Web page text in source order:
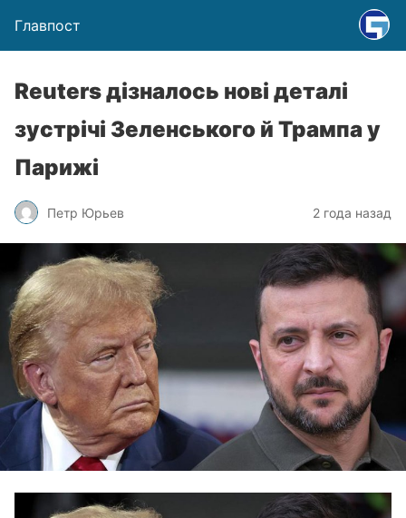
Главпост
Reuters дізналось нові деталі
зустрічі Зеленського й Трампа у
Парижі
Петр Юрьев 2 года назад